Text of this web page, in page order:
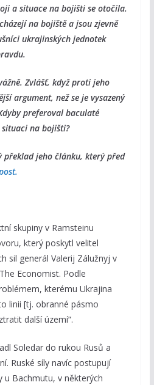
a situace na bojišti se otočila.
na bojiště a jsou zjevně
ukrajinských jednotek
Zvlášť, když proti jeho
argument, než se je vysazený
preferoval baculaté
na bojišti?
překlad jeho článku, který před
skupiny v Ramsteinu
který poskytl velitel
sil generál Valerij Zálužnyj v
Economist. Podle
kterému Ukrajina
linii [tj. obranné pásmo
další území“.
Soledar do rukou Rusů a
Ruské síly navíc postupují
u Bachmutu, v některých